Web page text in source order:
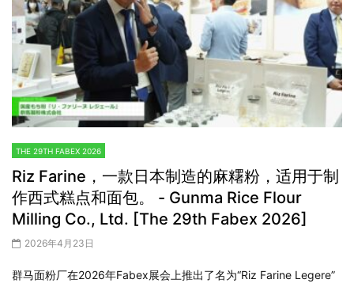
THE 29TH FABEX 2026
Riz Farine，一款日本制造的麻糬粉，适用于制
作西式糕点和面包。 - Gunma Rice Flour
Milling Co., Ltd. [The 29th Fabex 2026]
2026年4月23日
群马面粉厂在2026年Fabex展会上推出了名为“Riz Farine Legere”